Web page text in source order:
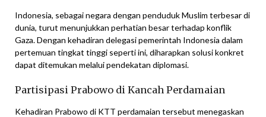
Indonesia, sebagai negara dengan penduduk Muslim terbesar di
dunia, turut menunjukkan perhatian besar terhadap konflik
Gaza. Dengan kehadiran delegasi pemerintah Indonesia dalam
pertemuan tingkat tinggi seperti ini, diharapkan solusi konkret
dapat ditemukan melalui pendekatan diplomasi.
Partisipasi Prabowo di Kancah Perdamaian
Kehadiran Prabowo di KTT perdamaian tersebut menegaskan